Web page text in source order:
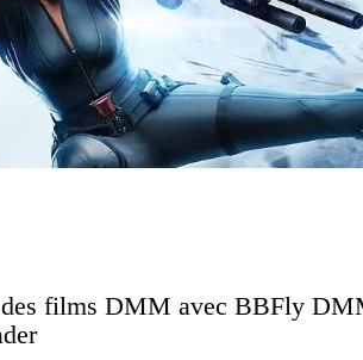
des films DMM avec BBFly